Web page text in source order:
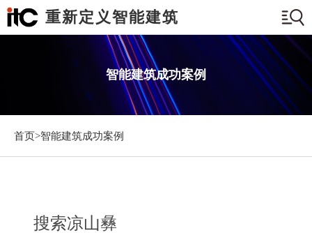
重新定义智能建筑
智能建筑成功案例
首页>智能建筑成功案例
搜索凉山彝